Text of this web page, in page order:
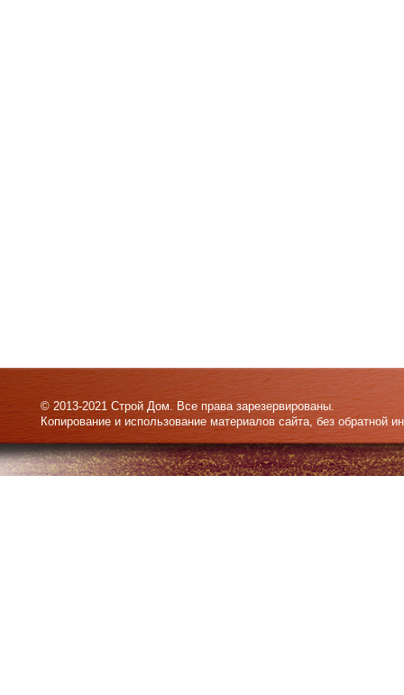
© 2013-2021 Строй Дом. Все права зарезервированы.
Копирование и использование материалов сайта, без обратной